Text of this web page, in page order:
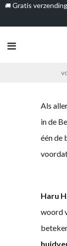
🚚 Gratis
Als
in de
één de
Haru
woord